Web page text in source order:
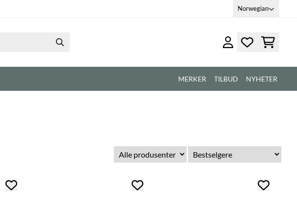
Norwegian
MERKER TILBUD NYHETER